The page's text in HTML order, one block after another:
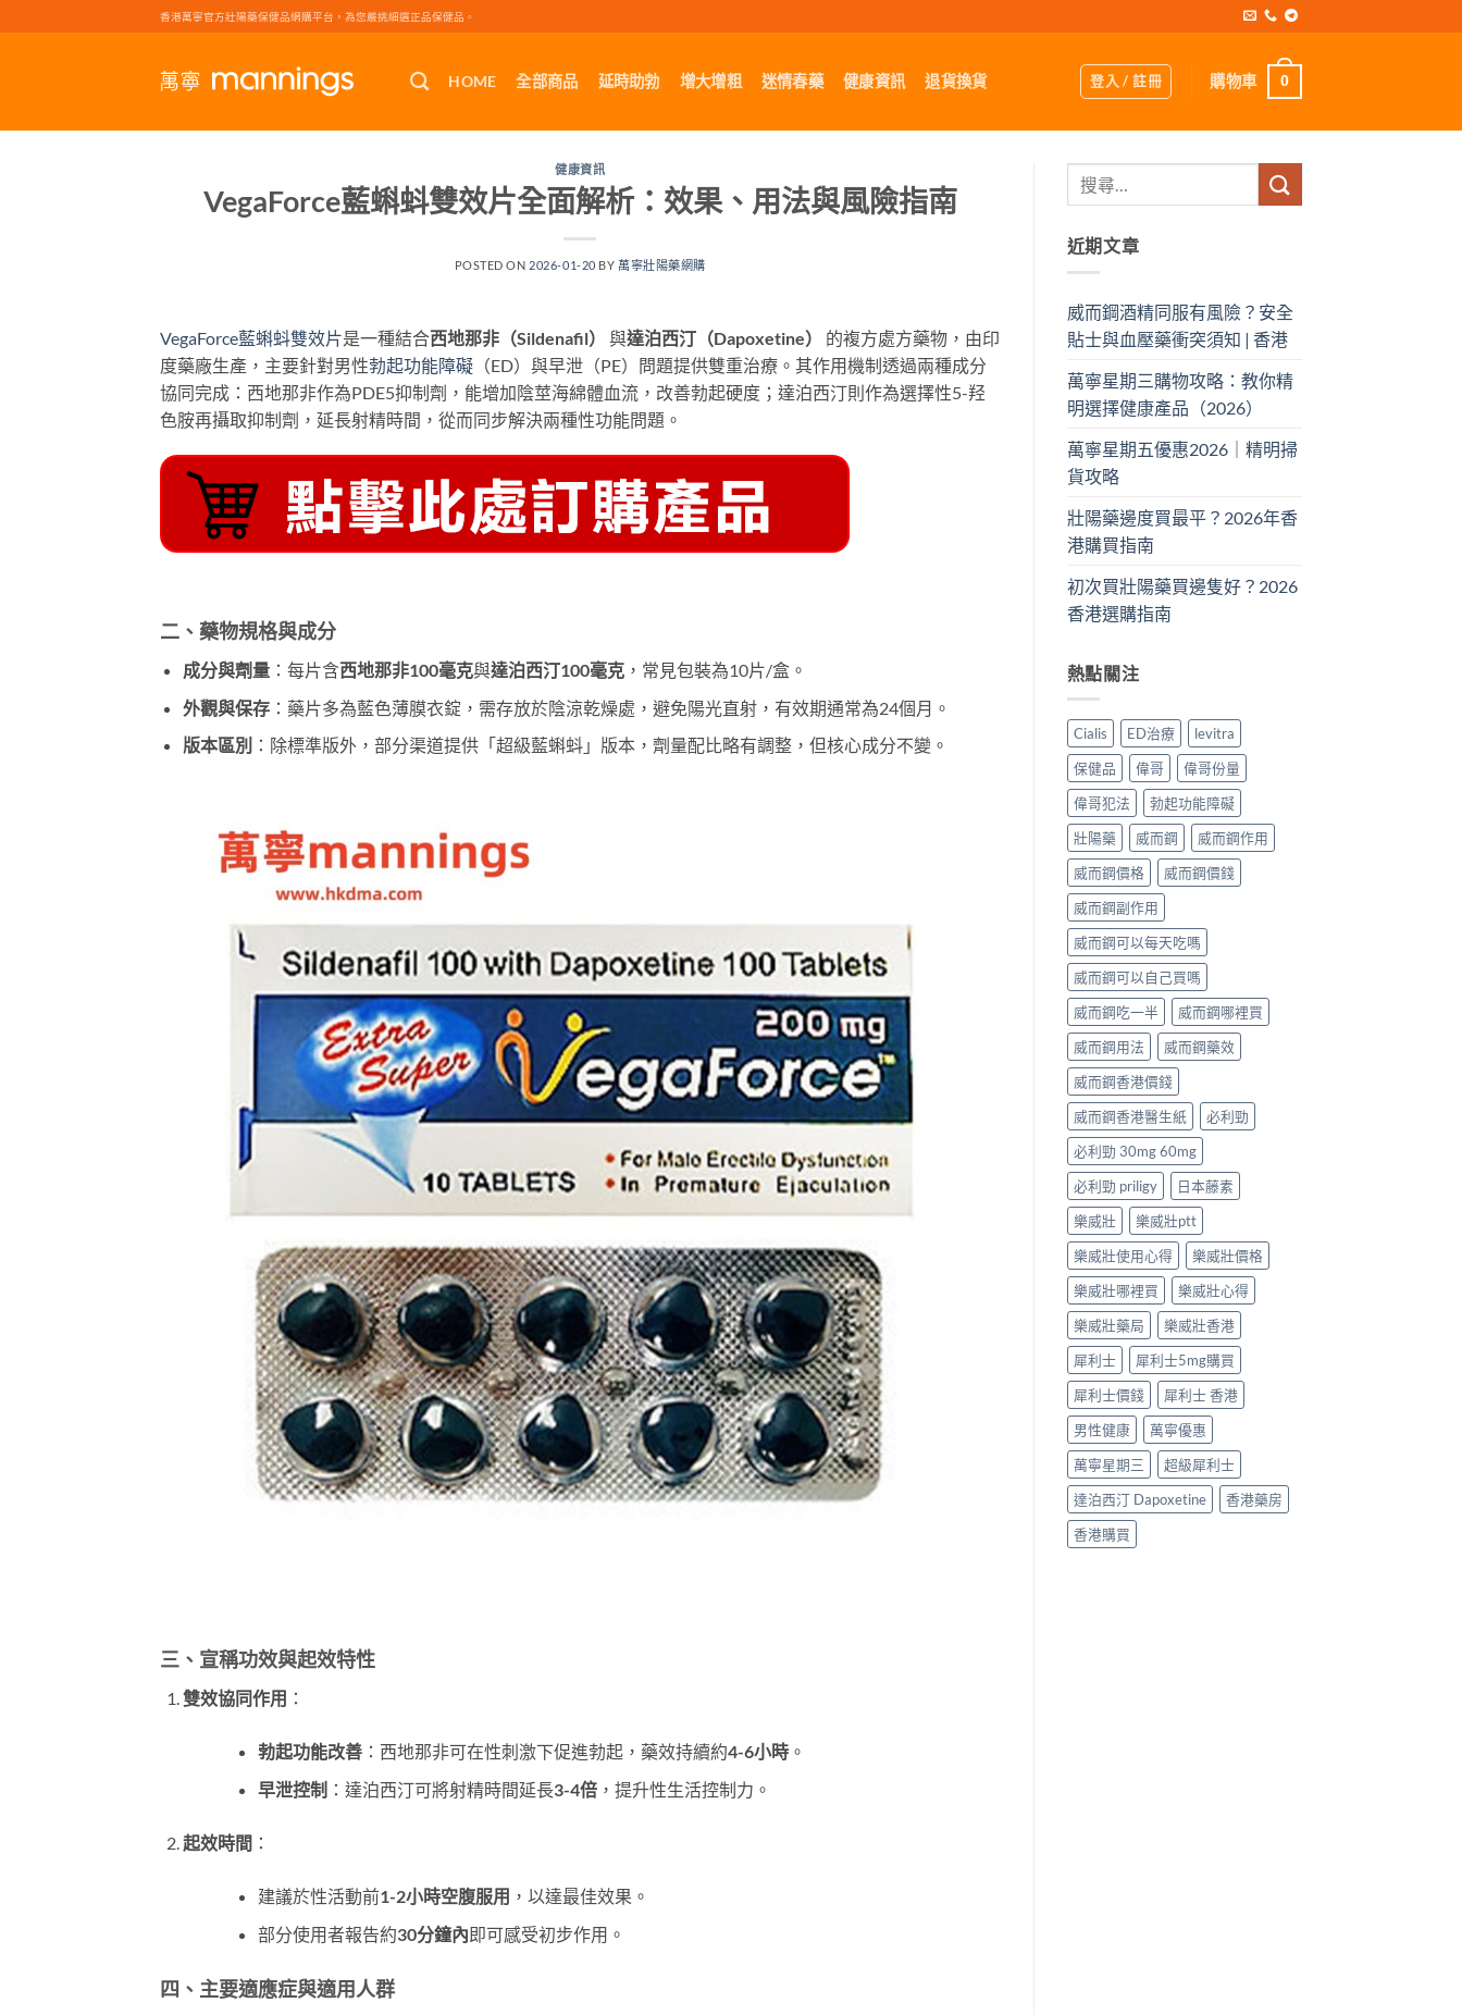
to
香港萬寧官方壯陽藥保健品網購平台，為您嚴挑細選正品保健品。
HOME 全部商品 延時助勃 增大增粗 迷情春藥 健康資訊 退貨換貨 登入 / 註冊 購物車 0
健康資訊
VegaForce藍蝌蚪雙效片全面解析：效果、用法與風險指南
POSTED ON 2026-01-20 BY萬寧壯陽藥網購
VegaForce藍蝌蚪雙效片是一種結合西地那非（Sildenafil） ​ 與達泊西汀（Dapoxetine）
​ 的複方處方藥物，由印
度藥廠生產，主要針對男性勃起功能障礙 （ED）與早泄（PE）問題提供雙重治療。其作用機制透過兩種成分
協同完成：西地那非作為PDE5抑制劑，能增加陰莖海綿體血流，改善勃起硬度；達泊西汀則作為選擇性5-羟
色胺再攝取抑制劑，延長射精時間，從而同步解決兩種性功能問題。
二、藥物規格與成分
成分與劑量：每片含西地那非100毫克與達泊西汀100毫克，常見包裝為10片/盒。
外觀與保存：藥片多為藍色薄膜衣錠，需存放於陰涼乾燥處，避免陽光直射，有效期通常為24個月。
版本區別 ：除標準版外，部分渠道提供「超級藍蝌蚪」版本，劑量配比略有調整，但核心成分不變。
三、宣稱功效與起效特性
雙效協同作用 ：
勃起功能改善：西地那非可在性刺激下促進勃起，藥效持續約4-6小時。
早泄控制 ：達泊西汀可將射精時間延長3-4倍，提升性生活控制力。
起效時間 ：
建議於性活動前1-2小時空腹服用 ，以達最佳效果。
部分使用者報告約30分鐘內即可感受初步作用。
四、主要適應症與適用人群
近期文章
威而鋼酒精同服有風險？安全
貼士與血壓藥衝突須知 | 香港
萬寧星期三購物攻略：教你精
明選擇健康產品（2026）
萬寧星期五優惠2026｜精明掃
貨攻略
壯陽藥邊度買最平？2026年香
港購買指南
初次買壯陽藥買邊隻好？2026
香港選購指南
熱點關注
Cialis ED治療
levitra
保健品
偉哥
偉哥份量
偉哥犯法
勃起功能障礙
壯陽藥
威而鋼
威而鋼作用
威而鋼價格
威而鋼價錢
威而鋼副作用
威而鋼可以每天吃嗎
威而鋼可以自己買嗎
威而鋼吃一半
威而鋼哪裡買
威而鋼用法
威而鋼藥效
威而鋼香港價錢
威而鋼香港醫生紙
必利勁
必利勁 30mg 60mg
必利勁 priligy
日本藤素
樂威壯
樂威壯ptt
樂威壯使用心得
樂威壯價格
樂威壯哪裡買
樂威壯心得
樂威壯藥局
樂威壯香港
犀利士
犀利士5mg購買
犀利士價錢
犀利士 香港
男性健康
萬寧優惠
萬寧星期三
超級犀利士
達泊西汀 Dapoxetine
香港藥房
香港購買